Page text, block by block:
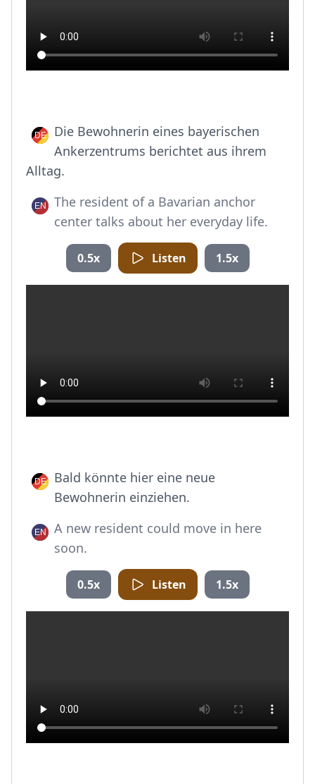
Die Bewohnerin eines bayerischen
Ankerzentrums berichtet aus ihrem
Alltag.
The resident of a Bavarian anchor
center talks about her everyday life.
0.5x Listen 1.5x
Bald könnte hier eine neue
Bewohnerin einziehen.
A new resident could move in here
soon.
0.5x Listen 1.5x